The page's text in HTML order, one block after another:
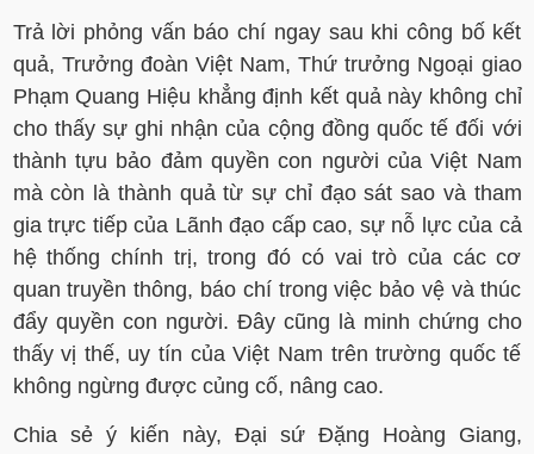
Trả lời phỏng vấn báo chí ngay sau khi công bố kết
quả, Trưởng đoàn Việt Nam, Thứ trưởng Ngoại giao
Phạm Quang Hiệu khẳng định kết quả này không chỉ
cho thấy sự ghi nhận của cộng đồng quốc tế đối với
thành tựu bảo đảm quyền con người của Việt Nam
mà còn là thành quả từ sự chỉ đạo sát sao và tham
gia trực tiếp của Lãnh đạo cấp cao, sự nỗ lực của cả
hệ thống chính trị, trong đó có vai trò của các cơ
quan truyền thông, báo chí trong việc bảo vệ và thúc
đẩy quyền con người. Đây cũng là minh chứng cho
thấy vị thế, uy tín của Việt Nam trên trường quốc tế
không ngừng được củng cố, nâng cao.
Chia sẻ ý kiến này, Đại sứ Đặng Hoàng Giang,